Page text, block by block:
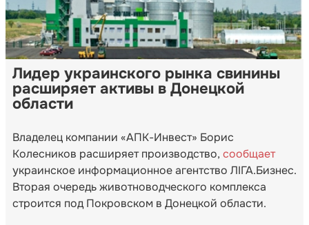
Лидер украинского рынка свинины
расширяет активы в Донецкой
области
Владелец компании «АПК-Инвест» Борис
Колесников расширяет производство, сообщает
украинское информационное агентство ЛІГА.Бизнес.
Вторая очередь животноводческого комплекса
строится под Покровском в Донецкой области.